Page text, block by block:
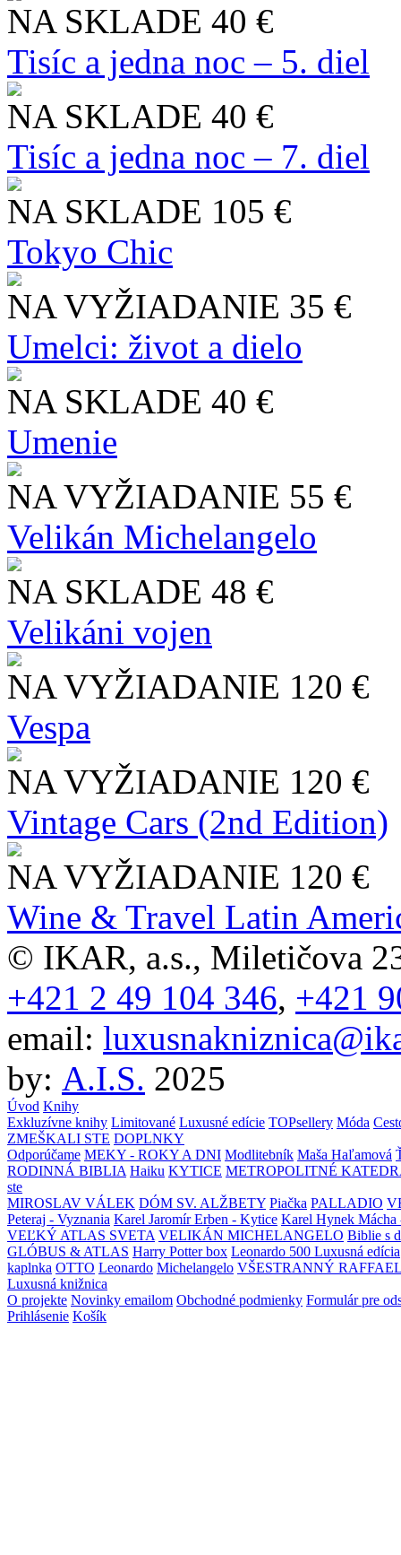
NA SKLADE 40 €
Tisíc a jedna noc – 5. diel
NA SKLADE 40 €
Tisíc a jedna noc – 7. diel
NA SKLADE 105 €
Tokyo Chic
NA VYŽIADANIE 35 €
Umelci: život a dielo
NA SKLADE 40 €
Umenie
NA VYŽIADANIE 55 €
Velikán Michelangelo
NA SKLADE 48 €
Velikáni vojen
NA VYŽIADANIE 120 €
Vespa
NA VYŽIADANIE 120 €
Vintage Cars (2nd Edition)
NA VYŽIADANIE 120 €
Wine & Travel Latin
© IKAR, a.s., Miletičova
+421 2 49 104 346, +421
email:
by: A.I.S. 2025
Úvod Knihy
Exkluzívne knihy Limitované Luxusné edície TOPsellery Móda
ZMEŠKALI STE DOPLNKY
Odporúčame MEKY - ROKY A DNI Modlitebník Maša Haľamová
RODINNÁ BIBLIA Haiku KYTICE METROPOLITNÉ
ste
MIROSLAV VÁLEK DÓM SV. ALŽBETY Piačka PALLADIO
Peteraj - Vyznania Karel Jaromír Erben - Kytice Karel Hynek Mácha
VEĽKÝ ATLAS SVETA VELIKÁN MICHELANGELO Biblie s
GLÓBUS & ATLAS Harry Potter box Leonardo 500 Luxusná edícia
kaplnka OTTO Leonardo Michelangelo VŠESTRANNÝ
Luxusná knižnica
O projekte Novinky emailom Obchodné podmienky Formulár pre
Prihlásenie Košík